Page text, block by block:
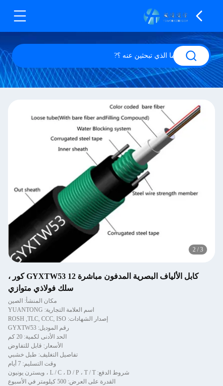
2 / 3
كابل الألياف البصرية المدفون مباشرة GYXTW53 12 كور ،
سلك فولاذي متوازي
مكان المنشأ: الصين
اسم العلامة التجارية: YUANTONG
إصدار الشهادات: ROSH ,TLC, CCC, ISO
رقم الموديل: GYXTW53
الحد الأدنى لكمية: 20 كم
الأسعار: قابل للتفاوض
تفاصيل التغليف: طبل خشبي
وقت التسليم: 7 أيام
شروط الدفع: L / C ، D / P ، T / T ، ويسترن يونيون
القدرة على العرض: 500 كيلومتر في الأسبوع